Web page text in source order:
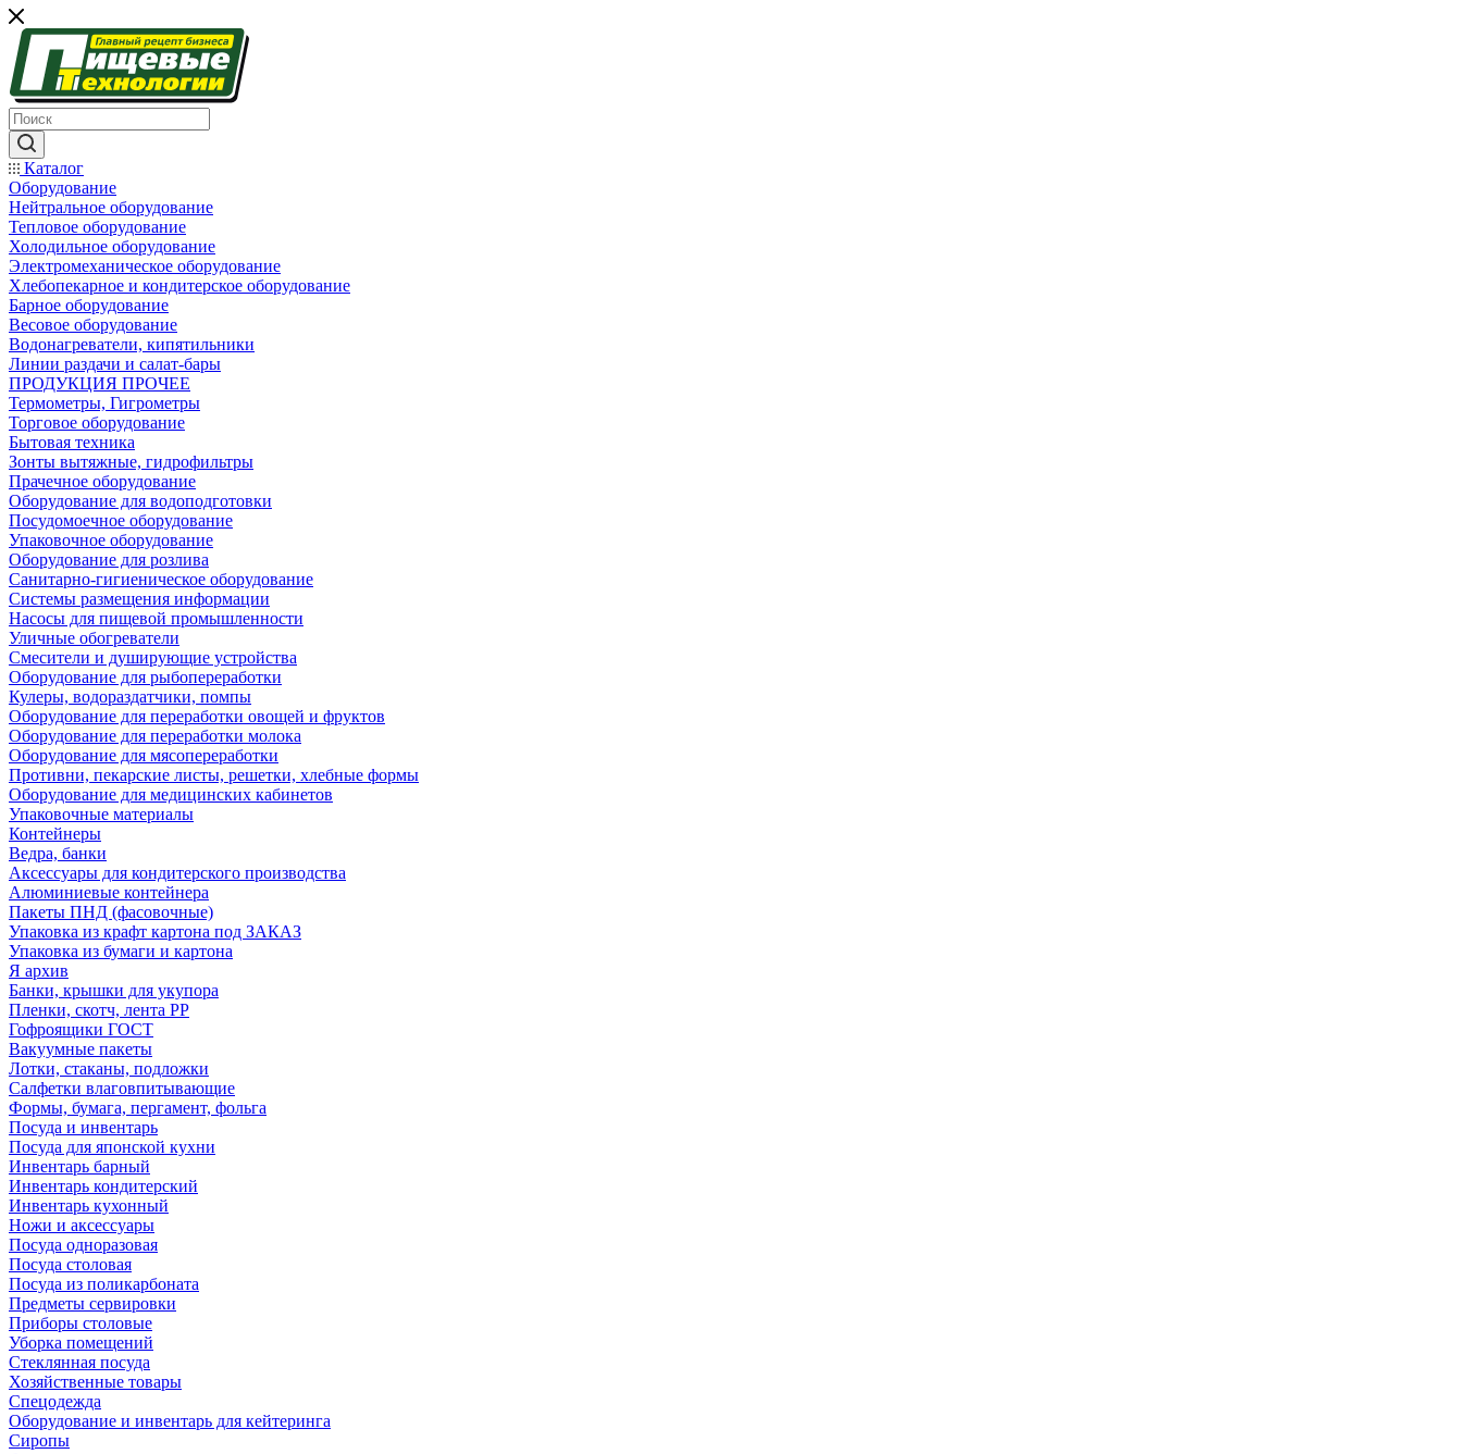
Каталог
Оборудование
Нейтральное оборудование
Тепловое оборудование
Холодильное оборудование
Электромеханическое оборудование
Хлебопекарное и кондитерское оборудование
Барное оборудование
Весовое оборудование
Водонагреватели, кипятильники
Линии раздачи и салат-бары
ПРОДУКЦИЯ ПРОЧЕЕ
Термометры, Гигрометры
Торговое оборудование
Бытовая техника
Зонты вытяжные, гидрофильтры
Прачечное оборудование
Оборудование для водоподготовки
Посудомоечное оборудование
Упаковочное оборудование
Оборудование для розлива
Санитарно-гигиеническое оборудование
Системы размещения информации
Насосы для пищевой промышленности
Уличные обогреватели
Смесители и душирующие устройства
Оборудование для рыбопереработки
Кулеры, водораздатчики, помпы
Оборудование для переработки овощей и фруктов
Оборудование для переработки молока
Оборудование для мясопереработки
Противни, пекарские листы, решетки, хлебные формы
Оборудование для медицинских кабинетов
Упаковочные материалы
Контейнеры
Ведра, банки
Аксессуары для кондитерского производства
Алюминиевые контейнера
Пакеты ПНД (фасовочные)
Упаковка из крафт картона под ЗАКАЗ
Упаковка из бумаги и картона
Я архив
Банки, крышки для укупора
Пленки, скотч, лента РР
Гофроящики ГОСТ
Вакуумные пакеты
Лотки, стаканы, подложки
Салфетки влаговпитывающие
Формы, бумага, пергамент, фольга
Посуда и инвентарь
Посуда для японской кухни
Инвентарь барный
Инвентарь кондитерский
Инвентарь кухонный
Ножи и аксессуары
Посуда одноразовая
Посуда столовая
Посуда из поликарбоната
Предметы сервировки
Приборы столовые
Уборка помещений
Стеклянная посуда
Хозяйственные товары
Спецодежда
Оборудование и инвентарь для кейтеринга
Сиропы